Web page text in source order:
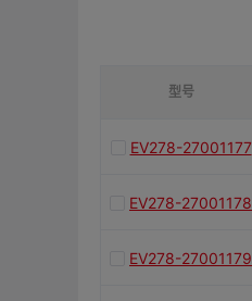
M(紧固螺栓)
容许扭矩(N·m)
型号
EV278-27001177
EV278-27001178
EV278-27001179